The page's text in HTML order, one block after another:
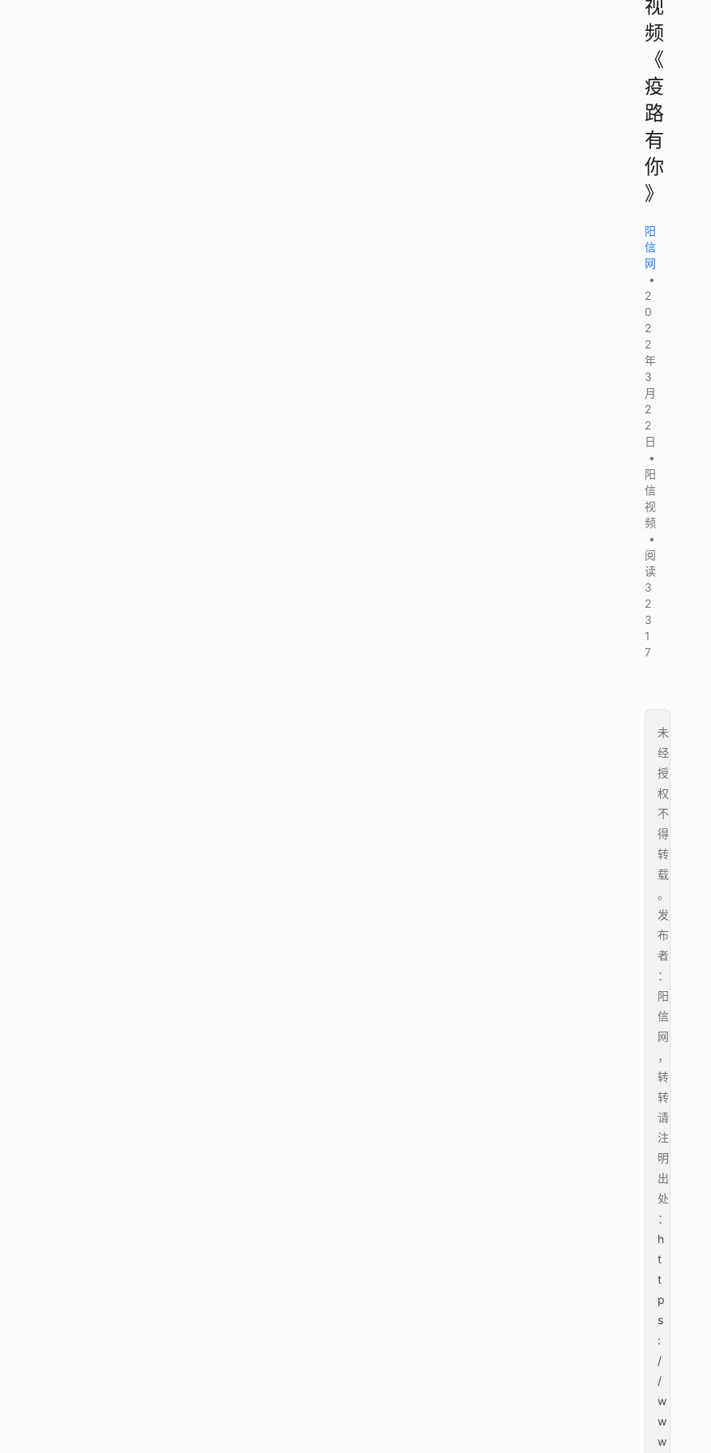
视
频
《
疫
路
有
你
》
阳
信
网
•
2
0
2
2
年
3
月
2
2
日
•
阳
信
视
频
•
阅
读
3
2
3
1
7
未
经
授
权
不
得
转
载
。
发
布
者
：
阳
信
网
，
转
转
请
注
明
出
处
：
h
t
t
p
s
:
/
/
w
w
w